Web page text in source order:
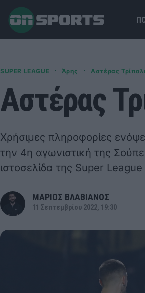
SUPER LEAGUE · Άρης · Αστέρας
Αστέρας
Χρήσιμες πληροφορίες
την 4η αγωνιστική της
ιστοσελίδα της Super League
ΜΑΡΙΟΣ ΒΛΑΒΙΑΝΟΣ
11 Σεπτεμβρίου 2022, 19:30